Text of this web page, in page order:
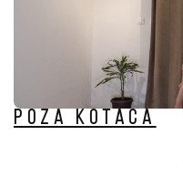
Poza Kotača